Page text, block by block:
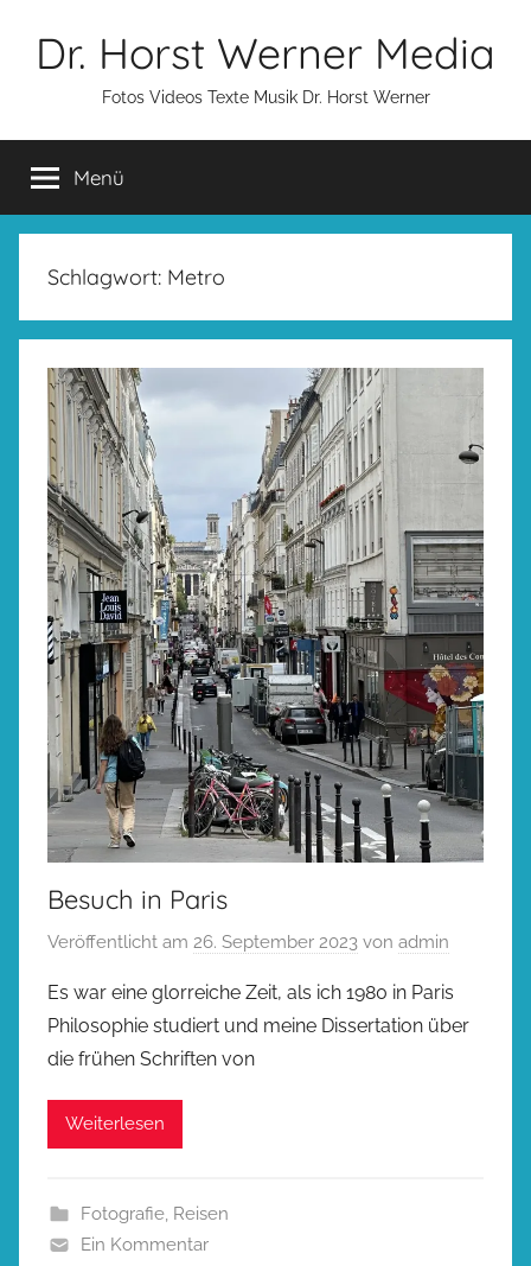
InhaltDr. Horst Werner Media
Fotos Videos Texte Musik Dr. Horst Werner
Menü
Schlagwort: Metro
Besuch in Paris
Veröffentlicht am 26. September 2023 von admin
Es war eine glorreiche Zeit, als ich 1980 in Paris
Philosophie studiert und meine Dissertation über
die frühen Schriften von
Weiterlesen
Fotografie, Reisen
Ein Kommentar